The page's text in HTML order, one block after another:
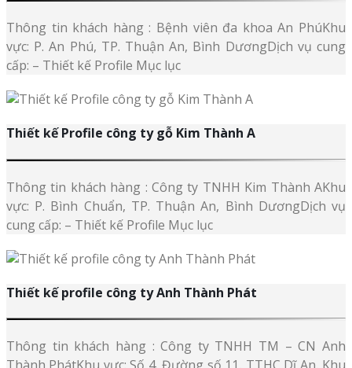
Thông tin khách hàng : Bệnh viên đa khoa An PhúKhu
vực: P. An Phú, TP. Thuận An, Bình DươngDịch vụ cung
cấp: – Thiết kế Profile Mục lục
Thiết kế Profile công ty gỗ Kim Thành A
Thông tin khách hàng : Công ty TNHH Kim Thành AKhu
vực: P. Bình Chuẩn, TP. Thuận An, Bình DươngDịch vụ
cung cấp: – Thiết kế Profile Mục lục
Thiết kế profile công ty Anh Thành Phát
Thông tin khách hàng : Công ty TNHH TM – CN Anh